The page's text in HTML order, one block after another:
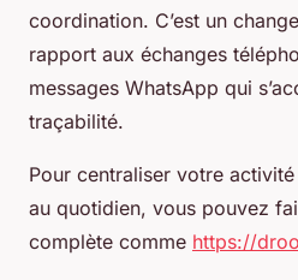
coordination. C’est un
rapport aux échanges
messages WhatsApp qui
traçabilité.
Pour centraliser votre
au quotidien, vous pouvez
complète comme https://